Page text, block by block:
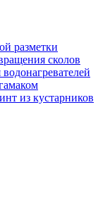
разметки
сколов
из кустарников